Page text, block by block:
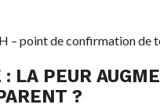
– point de confirmation de
LA PEUR
?